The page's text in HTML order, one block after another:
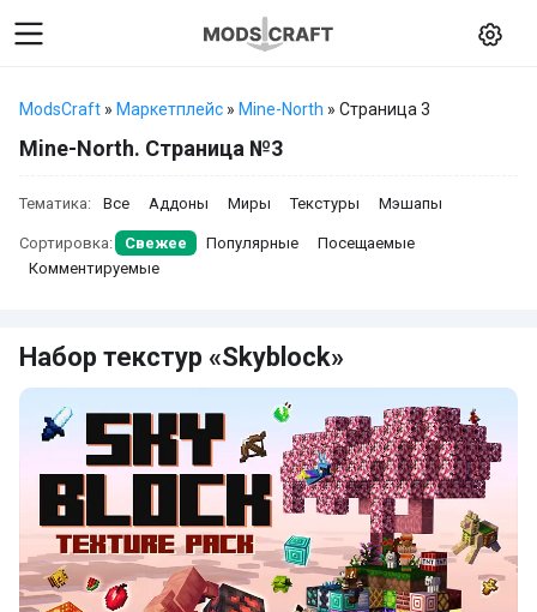
ModsCraft » Маркетплейс » Mine-North » Страница 3
Mine-North. Страница №3
Тематика: Все Аддоны Миры Текстуры Мэшапы
Сортировка: Свежее Популярные
Посещаемые
Комментируемые
Набор текстур «Skyblock»